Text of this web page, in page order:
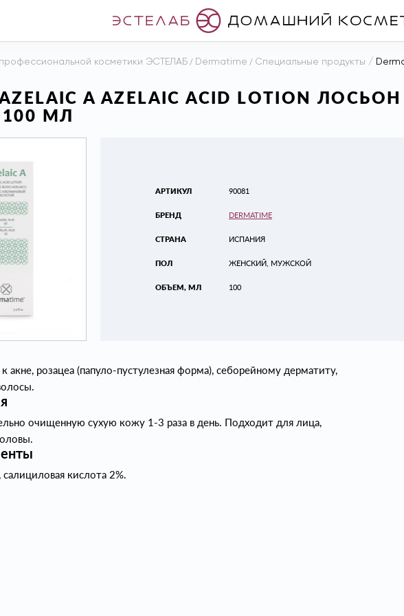
косметики ЭСТЕЛАБ / Dermatime / Специальные продукты /
AZELAIC A AZELAIC ACID LOTION
МЛ
АРТИКУЛ
БРЕНД
СТРАНА
ПОЛ
ОБЪЕМ, МЛ
90081
DERMATIME
ИСПАНИЯ
ЖЕНСКИЙ, МУЖСКОЙ
100
акне, розацеа (папуло-пустулезная форма), себорейному дерматиту,
очищенную сухую кожу 1-3 раза в день. Подходит для лица,
кислота 2%.